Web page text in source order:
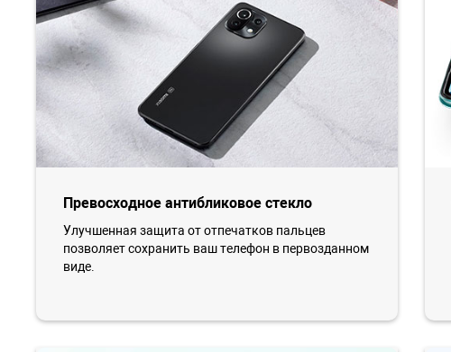
Превосходное антибликовое стекло
Улучшенная защита от отпечатков пальцев
позволяет сохранить ваш телефон в первозданном
виде.